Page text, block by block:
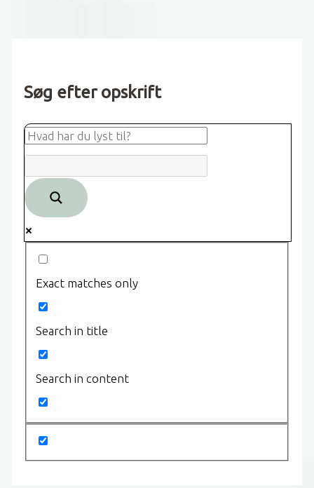
Søg efter opskrift
Exact matches only
Search in title
Search in content